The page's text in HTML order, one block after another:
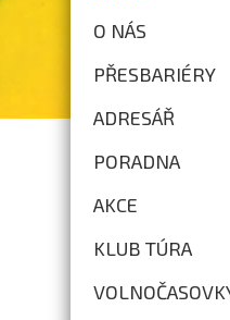
O NÁS
PŘESBARIÉRY
ADRESÁŘ
PORADNA
AKCE
KLUB TÚRA